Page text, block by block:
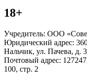
18+
Учредитель: ООО
Юридический адрес:
Нальчик, ул. Пачева, д.
Почтовый адрес:
100, стр. 2